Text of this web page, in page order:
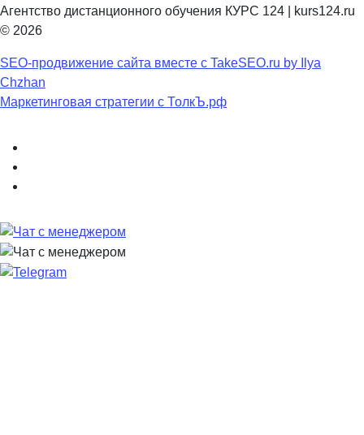
Агентство дистанционного обучения КУРС 124 | kurs124.ru
© 2026
SEO-продвижение сайта вместе с TakeSEO.ru by Ilya
Chzhan
Маркетинговая стратегии с ТолкЪ.рф